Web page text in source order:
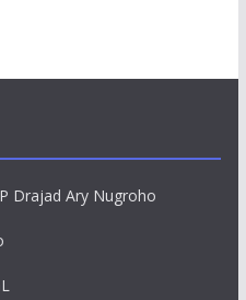
Drajad Ary Nugroho